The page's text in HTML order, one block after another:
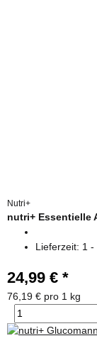
Nutri+
nutri+ Essentielle
Lieferzeit: 1 -
24,99 € *
76,19 € pro 1 kg